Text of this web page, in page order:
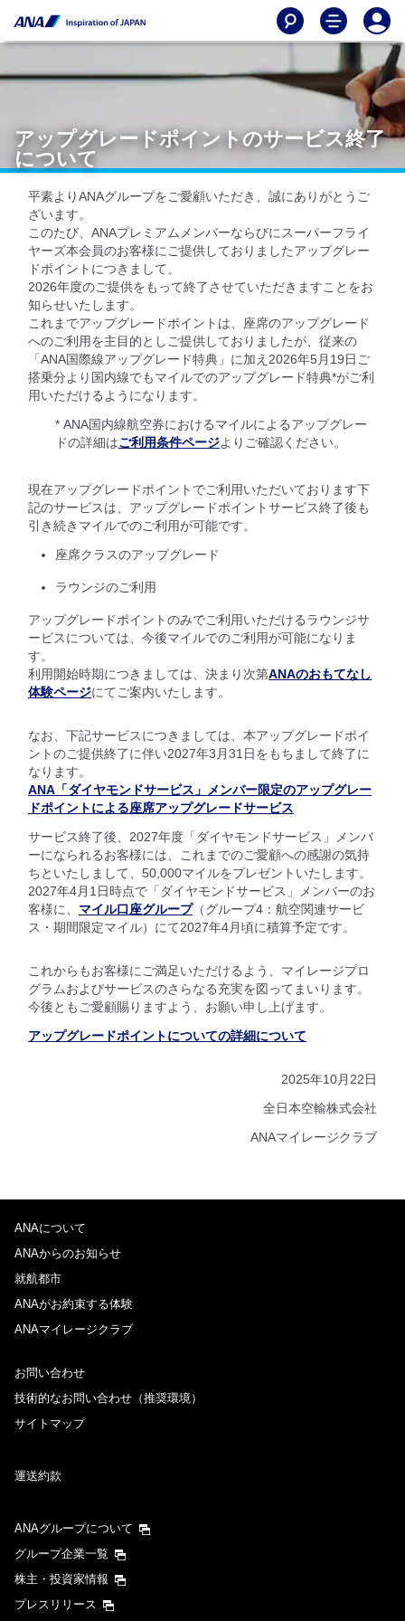
アップグレードポイントのサービス終了
について
平素よりANAグループをご愛顧いただき、誠にありがとうご
ざいます。
このたび、ANAプレミアムメンバーならびにスーパーフライ
ヤーズ本会員のお客様にご提供しておりましたアップグレー
ドポイントにつきまして、
2026年度のご提供をもって終了させていただきますことをお
知らせいたします。
これまでアップグレードポイントは、座席のアップグレード
へのご利用を主目的としご提供しておりましたが、従来の
「ANA国際線アップグレード特典」に加え2026年5月19日ご
搭乗分より国内線でもマイルでのアップグレード特典*がご利
用いただけるようになります。
* ANA国内線航空券におけるマイルによるアップグレー
ドの詳細はご利用条件ページよりご確認ください。
現在アップグレードポイントでご利用いただいております下
記のサービスは、アップグレードポイントサービス終了後も
引き続きマイルでのご利用が可能です。
座席クラスのアップグレード
ラウンジのご利用
アップグレードポイントのみでご利用いただけるラウンジサ
ービスについては、今後マイルでのご利用が可能になりま
す。
利用開始時期につきましては、決まり次第ANAのおもてなし
体験ページにてご案内いたします。
なお、下記サービスにつきましては、本アップグレードポイ
ントのご提供終了に伴い2027年3月31日をもちまして終了に
なります。
ANA「ダイヤモンドサービス」メンバー限定のアップグレー
ドポイントによる座席アップグレードサービス
サービス終了後、2027年度「ダイヤモンドサービス」メンバ
ーになられるお客様には、これまでのご愛顧への感謝の気持
ちといたしまして、50,000マイルをプレゼントいたします。
2027年4月1日時点で「ダイヤモンドサービス」メンバーのお
客様に、 マイル口座グループ（グループ4：航空関連サービ
ス・期間限定マイル）にて2027年4月頃に積算予定です。
これからもお客様にご満足いただけるよう、マイレージプロ
グラムおよびサービスのさらなる充実を図ってまいります。
今後ともご愛顧賜りますよう、お願い申し上げます。
アップグレードポイントについての詳細について
2025年10月22日
全日本空輸株式会社
ANAマイレージクラブ
ANAについて
ANAからのお知らせ
就航都市
ANAがお約束する体験
ANAマイレージクラブ
お問い合わせ
技術的なお問い合わせ（推奨環境）
サイトマップ
運送約款
ANAグループについて
グループ企業一覧
株主・投資家情報
プレスリリース